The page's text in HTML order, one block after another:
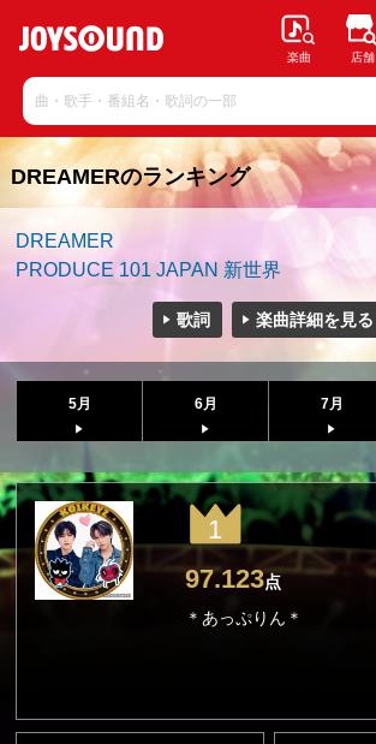
楽曲 店舗
DREAMERのランキング
DREAMER
PRODUCE 101 JAPAN 新世界
歌詞 楽曲詳細を見る
5月 6月 7月
1
97.123点
＊あっぷりん＊